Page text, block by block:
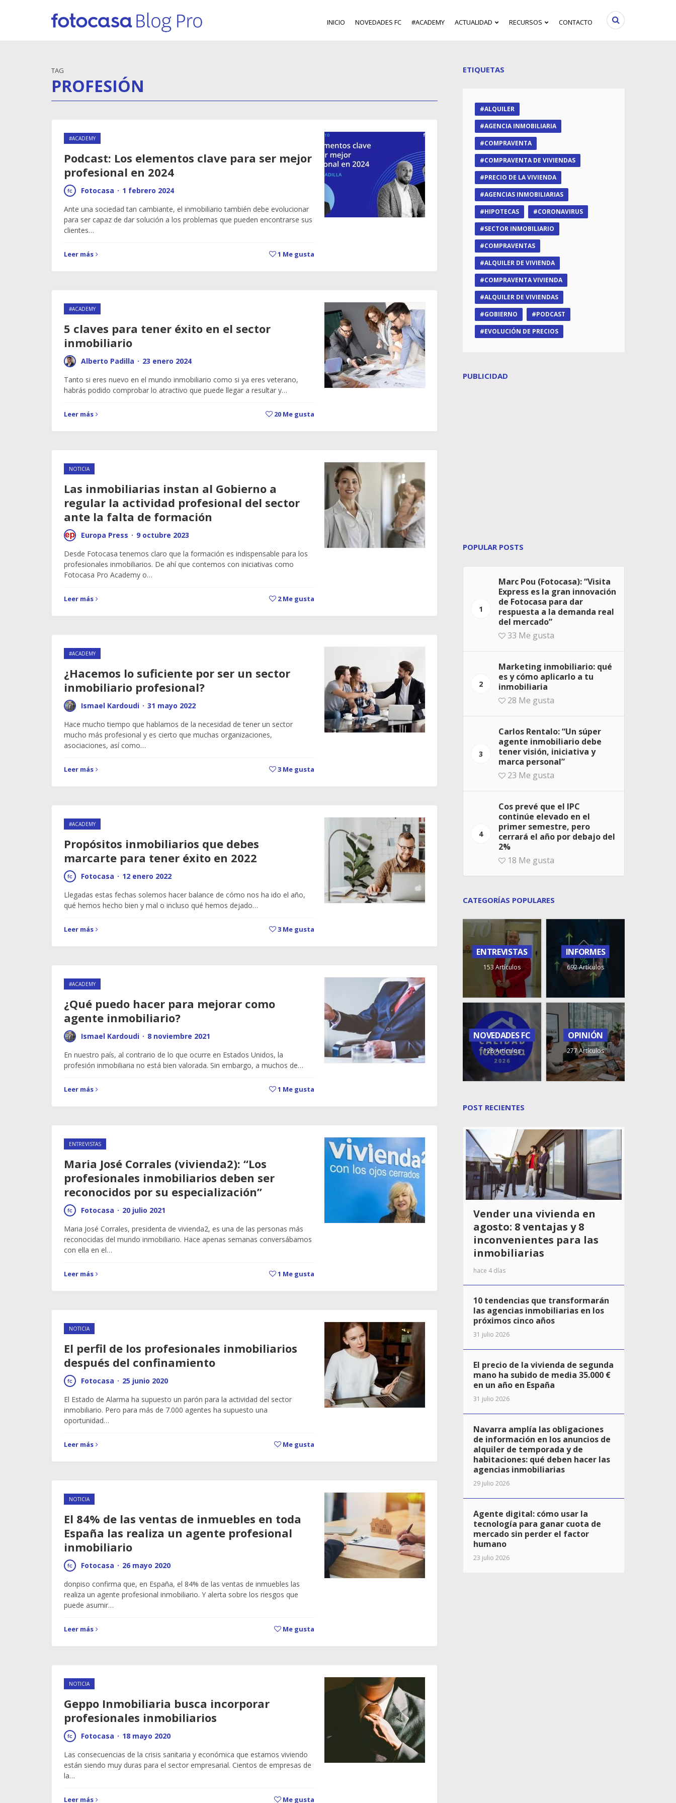
INICIO NOVEDADES FC #ACADEMY ACTUALIDAD RECURSOS CONTACTO
TAG
PROFESIÓN
#ACADEMY
Podcast: Los elementos clave para ser mejor
profesional en 2024
Fotocasa · 1 febrero 2024
Ante una sociedad tan cambiante, el inmobiliario también debe evolucionar
para ser capaz de dar solución a los problemas que pueden encontrarse sus
clientes…
Leer más 1 Me gusta
#ACADEMY
5 claves para tener éxito en el sector
inmobiliario
Alberto Padilla · 23 enero 2024
Tanto si eres nuevo en el mundo inmobiliario como si ya eres veterano,
habrás podido comprobar lo atractivo que puede llegar a resultar y…
Leer más 20 Me gusta
NOTICIA
Las inmobiliarias instan al Gobierno a
regular la actividad profesional del sector
ante la falta de formación
Europa Press · 9 octubre 2023
Desde Fotocasa tenemos claro que la formación es indispensable para los
profesionales inmobiliarios. De ahí que contemos con iniciativas como
Fotocasa Pro Academy o…
Leer más 2Me gusta
#ACADEMY
¿Hacemos lo suficiente por ser un sector
inmobiliario profesional?
Ismael Kardoudi · 31 mayo 2022
Hace mucho tiempo que hablamos de la necesidad de tener un sector
mucho más profesional y es cierto que muchas organizaciones,
asociaciones, así como…
Leer más 3 Me gusta
#ACADEMY
Propósitos inmobiliarios que debes
marcarte para tener éxito en 2022
Fotocasa · 12 enero 2022
Llegadas estas fechas solemos hacer balance de cómo nos ha ido el año,
qué hemos hecho bien y mal o incluso qué hemos dejado…
Leer más 3 Me gusta
#ACADEMY
¿Qué puedo hacer para mejorar como
agente inmobiliario?
Ismael Kardoudi · 8 noviembre 2021
En nuestro país, al contrario de lo que ocurre en Estados Unidos, la
profesión inmobiliaria no está bien valorada. Sin embargo, a muchos de…
Leer más 1 Me gusta
ENTREVISTAS
Maria José Corrales (vivienda2): “Los
profesionales inmobiliarios deben ser
reconocidos por su especialización”
Fotocasa · 20 julio 2021
Maria José Corrales, presidenta de vivienda2, es una de las personas más
reconocidas del mundo inmobiliario. Hace apenas semanas conversábamos
con ella en el…
Leer más 1 Me gusta
NOTICIA
El perfil de los profesionales inmobiliarios
después del confinamiento
Fotocasa · 25 junio 2020
El Estado de Alarma ha supuesto un parón para la actividad del sector
inmobiliario. Pero para más de 7.000 agentes ha supuesto una
oportunidad…
Leer más Me gusta
NOTICIA
El 84% de las ventas de inmuebles en toda
España las realiza un agente profesional
inmobiliario
Fotocasa · 26 mayo 2020
donpiso confirma que, en España, el 84% de las ventas de inmuebles las
realiza un agente profesional inmobiliario. Y alerta sobre los riesgos que
puede asumir…
Leer más Me gusta
NOTICIA
Geppo Inmobiliaria busca incorporar
profesionales inmobiliarios
Fotocasa · 18 mayo 2020
Las consecuencias de la crisis sanitaria y económica que estamos viviendo
están siendo muy duras para el sector empresarial. Cientos de empresas de
la…
Leer más Me gusta
ETIQUETAS
ALQUILER
AGENCIA INMOBILIARIA
COMPRAVENTA
COMPRAVENTA DE VIVIENDAS
PRECIO DE LA VIVIENDA
AGENCIAS INMOBILIARIAS
HIPOTECAS
CORONAVIRUS
SECTOR INMOBILIARIO
COMPRAVENTAS
ALQUILER DE VIVIENDA
COMPRAVENTA VIVIENDA
ALQUILER DE VIVIENDAS
GOBIERNO
PODCAST
EVOLUCIÓN DE PRECIOS
PUBLICIDAD
POPULAR POSTS
1
Marc Pou (Fotocasa): “Visita
Express es la gran innovación
de Fotocasa para dar
respuesta a la demanda real
del mercado”
33 Me gusta
2
Marketing inmobiliario: qué
es y cómo aplicarlo a tu
inmobiliaria
28 Me gusta
3
Carlos Rentalo: “Un súper
agente inmobiliario debe
tener visión, iniciativa y
marca personal”
23 Me gusta
4
Cos prevé que el IPC
continúe elevado en el
primer semestre, pero
cerrará el año por debajo del
2%
18 Me gusta
CATEGORÍAS POPULARES
ENTREVISTAS
153 Artículos
INFORMES
692 Artículos
NOVEDADES FC
128 Artículos
OPINIÓN
277 Artículos
POST RECIENTES
Vender una vivienda en
agosto: 8 ventajas y 8
inconvenientes para las
inmobiliarias
hace 4 días
10 tendencias que transformarán
las agencias inmobiliarias en los
próximos cinco años
31 julio 2026
El precio de la vivienda de segunda
mano ha subido de media 35.000 €
en un año en España
31 julio 2026
Navarra amplía las obligaciones
de información en los anuncios de
alquiler de temporada y de
habitaciones: qué deben hacer las
agencias inmobiliarias
29 julio 2026
Agente digital: cómo usar la
tecnología para ganar cuota de
mercado sin perder el factor
humano
23 julio 2026